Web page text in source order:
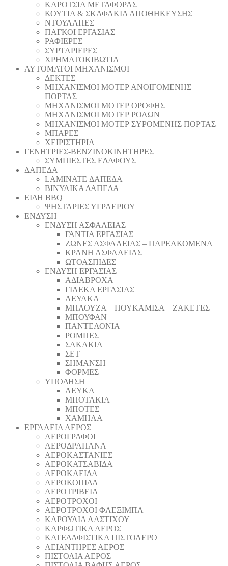
ΚΑΡΟΤΣΙΑ ΜΕΤΑΦΟΡΑΣ
ΚΟΥΤΙΑ & ΣΚΑΦΑΚΙΑ ΑΠΟΘΗΚΕΥΣΗΣ
ΝΤΟΥΛΑΠΕΣ
ΠΑΓΚΟΙ ΕΡΓΑΣΙΑΣ
ΡΑΦΙΕΡΕΣ
ΣΥΡΤΑΡΙΕΡΕΣ
ΧΡΗΜΑΤΟΚΙΒΩΤΙΑ
ΑΥΤΟΜΑΤΟΙ ΜΗΧΑΝΙΣΜΟΙ
ΔΕΚΤΕΣ
ΜΗΧΑΝΙΣΜΟΙ ΜΟΤΕΡ ΑΝΟΙΓΟΜΕΝΗΣ
ΠΟΡΤΑΣ
ΜΗΧΑΝΙΣΜΟΙ ΜΟΤΕΡ ΟΡΟΦΗΣ
ΜΗΧΑΝΙΣΜΟΙ ΜΟΤΕΡ ΡΟΛΩΝ
ΜΗΧΑΝΙΣΜΟΙ ΜΟΤΕΡ ΣΥΡΟΜΕΝΗΣ ΠΟΡΤΑΣ
ΜΠΑΡΕΣ
ΧΕΙΡΙΣΤΗΡΙΑ
ΓΕΝΗΤΡΙΕΣ-ΒΕΝΖΙΝΟΚΙΝΗΤΗΡΕΣ
ΣΥΜΠΙΕΣΤΕΣ ΕΔΑΦΟΥΣ
ΔΑΠΕΔΑ
LAMINATE ΔΑΠΕΔΑ
ΒΙΝΥΛΙΚΑ ΔΑΠΕΔΑ
ΕΙΔΗ BBQ
ΨΗΣΤΑΡΙΕΣ ΥΓΡΑΕΡΙΟΥ
ΕΝΔΥΣΗ
ΕΝΔΥΣΗ ΑΣΦΑΛΕΙΑΣ
ΓΑΝΤΙΑ ΕΡΓΑΣΙΑΣ
ΖΩΝΕΣ ΑΣΦΑΛΕΙΑΣ – ΠΑΡΕΛΚΟΜΕΝΑ
ΚΡΑΝΗ ΑΣΦΑΛΕΙΑΣ
ΩΤΟΑΣΠΙΔΕΣ
ΕΝΔΥΣΗ ΕΡΓΑΣΙΑΣ
ΑΔΙΑΒΡΟΧΑ
ΓΙΛΕΚΑ ΕΡΓΑΣΙΑΣ
ΛΕΥΑΚΑ
ΜΠΛΟΥΖΑ – ΠΟΥΚΑΜΙΣΑ – ΖΑΚΕΤΕΣ
ΜΠΟΥΦΑΝ
ΠΑΝΤΕΛΟΝΙΑ
ΡΟΜΠΕΣ
ΣΑΚΑΚΙΑ
ΣΕΤ
ΣΗΜΑΝΣΗ
ΦΟΡΜΕΣ
ΥΠΟΔΗΣΗ
ΛΕΥΚΑ
ΜΠΟΤΑΚΙΑ
ΜΠΟΤΕΣ
ΧΑΜΗΛΑ
ΕΡΓΑΛΕΙΑ ΑΕΡΟΣ
ΑΕΡΟΓΡΑΦΟΙ
ΑΕΡΟΔΡΑΠΑΝA
ΑΕΡΟΚΑΣΤΑΝΙΕΣ
ΑΕΡΟΚΑΤΣΑΒΙΔΑ
ΑΕΡΟΚΛΕΙΔΑ
ΑΕΡΟΚΟΠΙΔΑ
ΑΕΡΟΤΡΙΒΕΙΑ
ΑΕΡΟΤΡΟΧΟΙ
ΑΕΡΟΤΡΟΧΟΙ ΦΛΕΞΙΜΠΛ
ΚΑΡΟΥΛΙΑ ΛΑΣΤΙΧΟΥ
ΚΑΡΦΩΤΙΚΑ ΑΕΡΟΣ
ΚΑΤΕΔΑΦΙΣΤΙΚΑ ΠΙΣΤΟΛΕΡΟ
ΛΕΙΑΝΤΗΡΕΣ ΑΕΡΟΣ
ΠΙΣΤΟΛΙΑ ΑΕΡΟΣ